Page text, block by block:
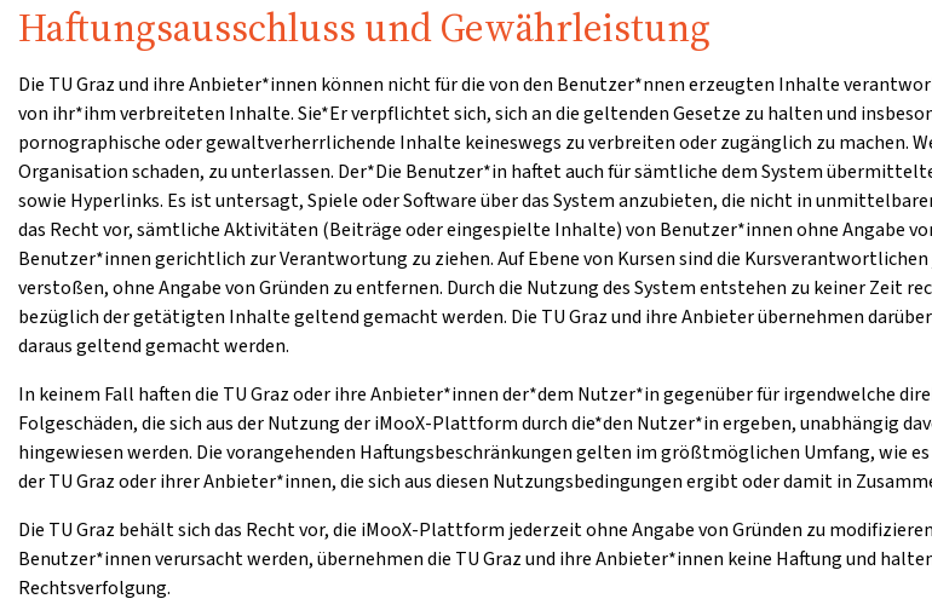
Haftungsausschluss und Gewährleistung
Die TU Graz und ihre Anbieter*innen können nicht für die von den Benutzer*nnen erzeugten Inhalte
von ihr*ihm verbreiteten Inhalte. Sie*Er verpflichtet sich, sich an die geltenden Gesetze zu halten und
pornographische oder gewaltverherrlichende Inhalte keineswegs zu verbreiten oder zugänglich zu machen.
Organisation schaden, zu unterlassen. Der*Die Benutzer*in haftet auch für sämtliche dem System
sowie Hyperlinks. Es ist untersagt, Spiele oder Software über das System anzubieten, die nicht in
das Recht vor, sämtliche Aktivitäten (Beiträge oder eingespielte Inhalte) von Benutzer*innen ohne Angabe
Benutzer*innen gerichtlich zur Verantwortung zu ziehen. Auf Ebene von Kursen sind die
verstoßen, ohne Angabe von Gründen zu entfernen. Durch die Nutzung des System entstehen zu keiner Zeit
bezüglich der getätigten Inhalte geltend gemacht werden. Die TU Graz und ihre Anbieter übernehmen
daraus geltend gemacht werden.
In keinem Fall haften die TU Graz oder ihre Anbieter*innen der*dem Nutzer*in gegenüber für irgendwelche
Folgeschäden, die sich aus der Nutzung der iMooX-Plattform durch die*den Nutzer*in ergeben, unabhängig
hingewiesen werden. Die vorangehenden Haftungsbeschränkungen gelten im größtmöglichen Umfang, wie
der TU Graz oder ihrer Anbieter*innen, die sich aus diesen Nutzungsbedingungen ergibt oder damit in
Die TU Graz behält sich das Recht vor, die iMooX-Plattform jederzeit ohne Angabe von Gründen zu
Benutzer*innen verursacht werden, übernehmen die TU Graz und ihre Anbieter*innen keine Haftung und
Rechtsverfolgung.